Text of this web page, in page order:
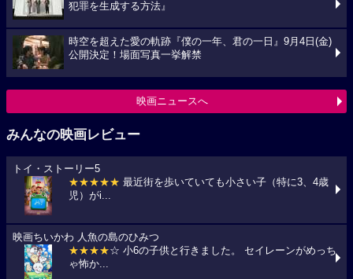
犯罪を生成する方法』
時空を超えた愛の軌跡『僕の一年、君の一日』9月4日(金)
公開決定！場面写真一挙解禁
映画ニュースへ
みんなの映画レビュー
トイ・ストーリー5
★★★★★ 最近街を歩いていても小さい子（特に3、4歳
児）がi...
映画ちいかわ 人魚の島のひみつ
★★★★☆ 小6の子供と行きました。 セイレーンがめっち
ゃ怖か...